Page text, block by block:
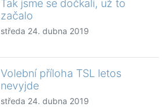
Tak jsme se dočkali, už to
začalo
středa 24. dubna 2019
Volební příloha TSL letos
nevyjde
středa 24. dubna 2019